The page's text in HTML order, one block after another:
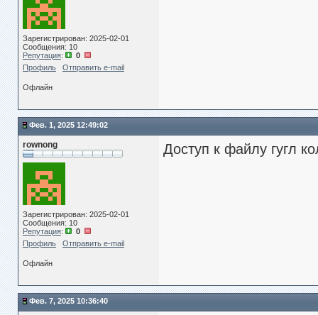
Зарегистрирован: 2025-02-01
Сообщения: 10
Репутация:
0
Профиль
Отправить e-mail
Офлайн
Фев. 1, 2025 12:49:02
rownong
Зарегистрирован: 2025-02-01
Сообщения: 10
Репутация:
0
Профиль
Отправить e-mail
Доступ к файлу гугл
Офлайн
Фев. 7, 2025 10:36:40